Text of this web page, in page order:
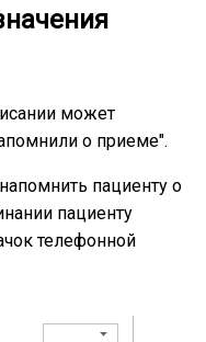
может
о приеме".
пациенту о
пациенту
телефонной